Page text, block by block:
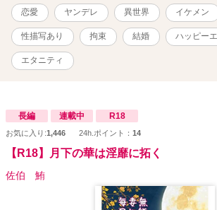
私の口の中に、彼の舌が入り込み……■■「僕の
忘れて」と言われながら洗脳装置に縛られたり
実験台や生贄として扱われてみたい人向け■■■
返る形でストーリーが進行します■【→→日本
https://ncode.syosetu.com/n0062gi/ ]「僕のス
てもらおう。ふふ。これはお願いではない、（
恋愛 ヤンデレ 異世界 イケメン
性描写あり 拘束 結婚 ハッピー
エタニティ
長編 連載中 R18
お気に入り:1,446 24h.ポイント： 14
【R18】月下の華は淫靡に拓く
佐伯 鮪